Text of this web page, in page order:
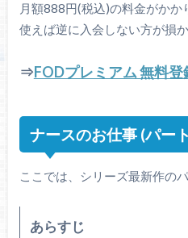
月額888円(税込)の料金がかか
使えば逆に入会しない方が損
⇒FODプレミアム 無料登
ナースのお仕事 (パー
ここでは、シリーズ最新作の
あらすじ